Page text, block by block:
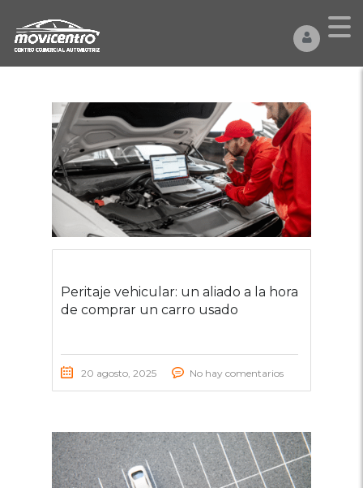
Peritaje vehicular: un aliado a la hora
de comprar un carro usado
20 agosto, 2025 No hay comentarios